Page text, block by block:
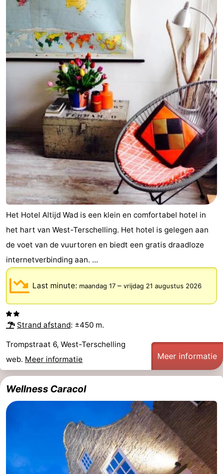
Het Hotel Altijd Wad is een klein en comfortabel hotel in
het hart van West-Terschelling. Het hotel is gelegen aan
de voet van de vuurtoren en biedt een gratis draadloze
internetverbinding aan. ...
Last minute: maandag 17 – vrijdag 21 augustus 2026
Strand afstand: ±450 m.
Trompstraat 6, West-Terschelling
web. Meer informatie Meer informatie
Wellness Caracol